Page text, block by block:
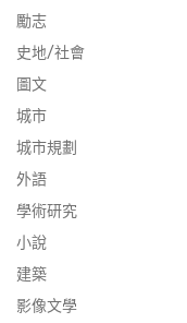
勵志
史地/社會
圖文
城市
城市規劃
外語
學術研究
小說
建築
影像文學